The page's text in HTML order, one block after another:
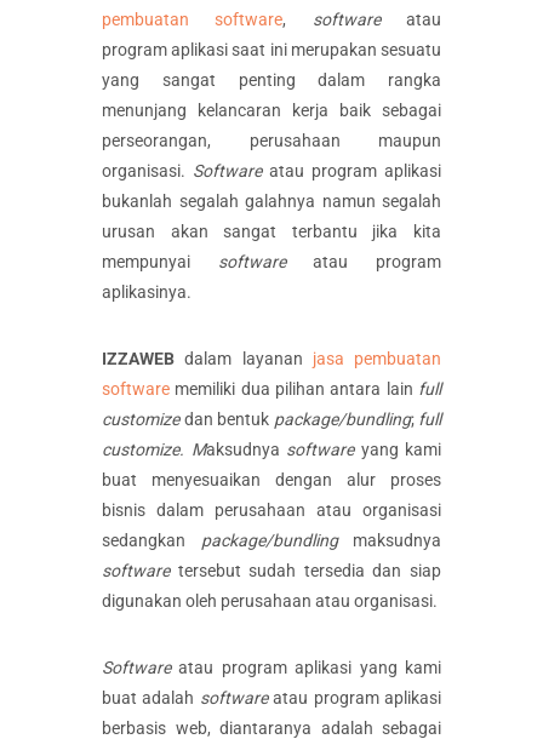
pembuatan software, softwareatau
program aplikasi saat ini merupakan sesuatu
yang sangat penting dalam rangka
menunjang kelancaran kerja baik sebagai
perseorangan, perusahaan maupun
organisasi. Softwareatau program aplikasi
bukanlah segalah galahnya namun segalah
urusan akan sangat terbantu jika kita
mempunyai softwareatau program
aplikasinya.
IZZAWEB dalam layanan jasa pembuatan
software memiliki dua pilihan antara lain full
customizedan bentuk package/bundling; full
customize. Maksudnya softwareyang kami
buat menyesuaikan dengan alur proses
bisnis dalam perusahaan atau organisasi
sedangkan package/bundling maksudnya
softwaretersebut sudah tersedia dan siap
digunakan oleh perusahaan atau organisasi.
Softwareatau program aplikasi yang kami
buat adalah softwareatau program aplikasi
berbasis web, diantaranya adalah sebagai